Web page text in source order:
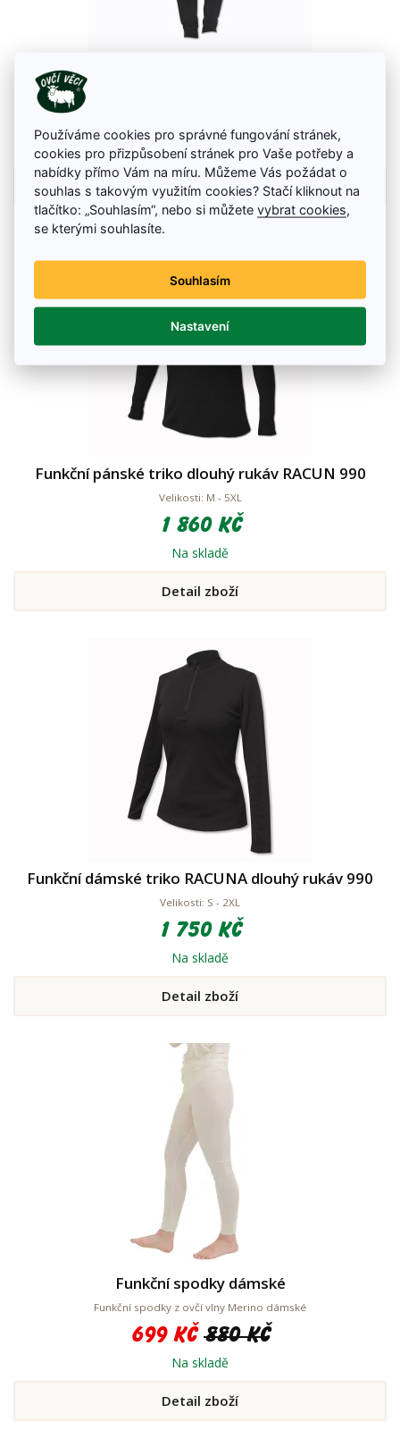
Skladem
Detail zboží
Funkční pánské triko dlouhý rukáv RACUN 990
Velikosti: M - 5XL
1 860 Kč
Na skladě
Detail zboží
Funkční dámské triko RACUNA dlouhý rukáv 990
Velikosti: S - 2XL
1 750 Kč
Na skladě
Detail zboží
Funkční spodky dámské
Funkční spodky z ovčí vlny Merino dámské
699 Kč 880 Kč
Na skladě
Detail zboží
Používáme cookies pro správné fungování stránek,
cookies pro přizpůsobení stránek pro Vaše potřeby a
nabídky přímo Vám na míru. Můžeme Vás požádat o
souhlas s takovým využitím cookies? Stačí kliknout na
tlačítko: „Souhlasím“, nebo si můžetevybrat cookies,
se kterými souhlasíte.
Souhlasím
Nastavení